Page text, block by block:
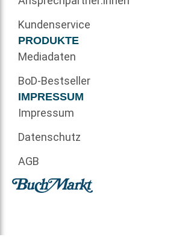
Kundenservice
PRODUKTE
Mediadaten
BoD-Bestseller
IMPRESSUM
Impressum
Datenschutz
AGB